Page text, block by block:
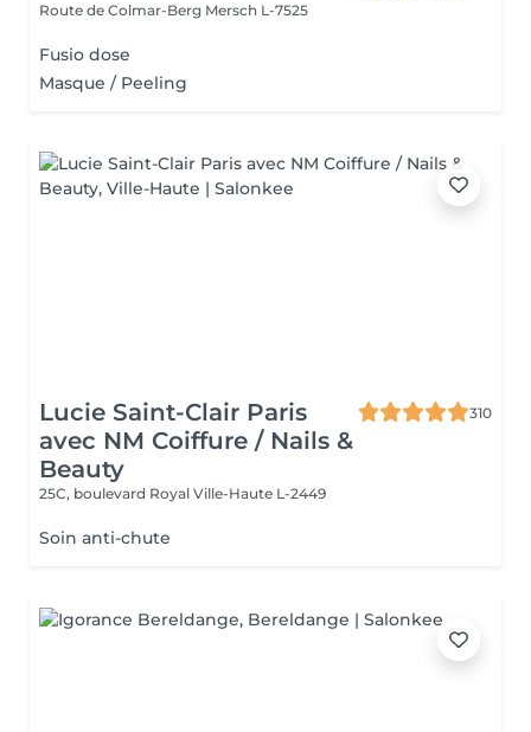
Route de Colmar-Berg Mersch L-7525
Fusio dose
Masque / Peeling
Lucie Saint-Clair Paris
avec NM Coiffure / Nails &
Beauty
310
25C, boulevard Royal Ville-Haute L-2449
Soin anti-chute